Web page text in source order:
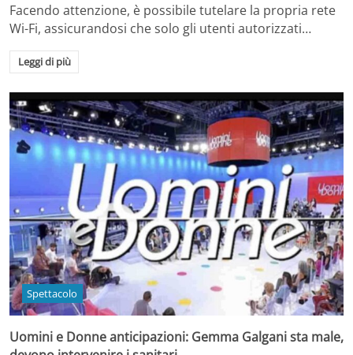
Facendo attenzione, è possibile tutelare la propria rete
Wi-Fi, assicurandosi che solo gli utenti autorizzati…
Leggi di più
Spettacolo
Uomini e Donne anticipazioni: Gemma Galgani sta male,